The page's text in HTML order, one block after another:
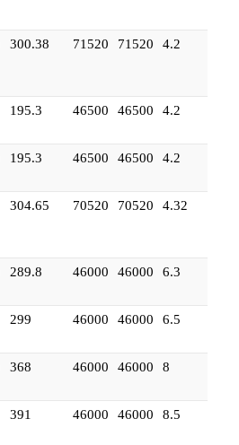
300.38 71520 71520 4.2
195.3 46500 46500 4.2
195.3 46500 46500 4.2
304.65 70520 70520 4.32
289.8 46000 46000 6.3
299 46000 46000 6.5
368 46000 46000 8
391 46000 46000 8.5